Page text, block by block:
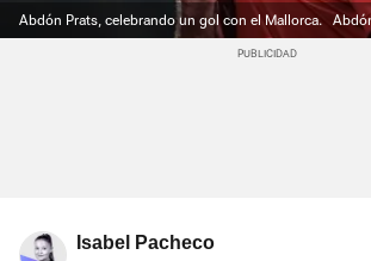
Abdón Prats, celebrando un gol con el Mallorca.
Isabel Pacheco